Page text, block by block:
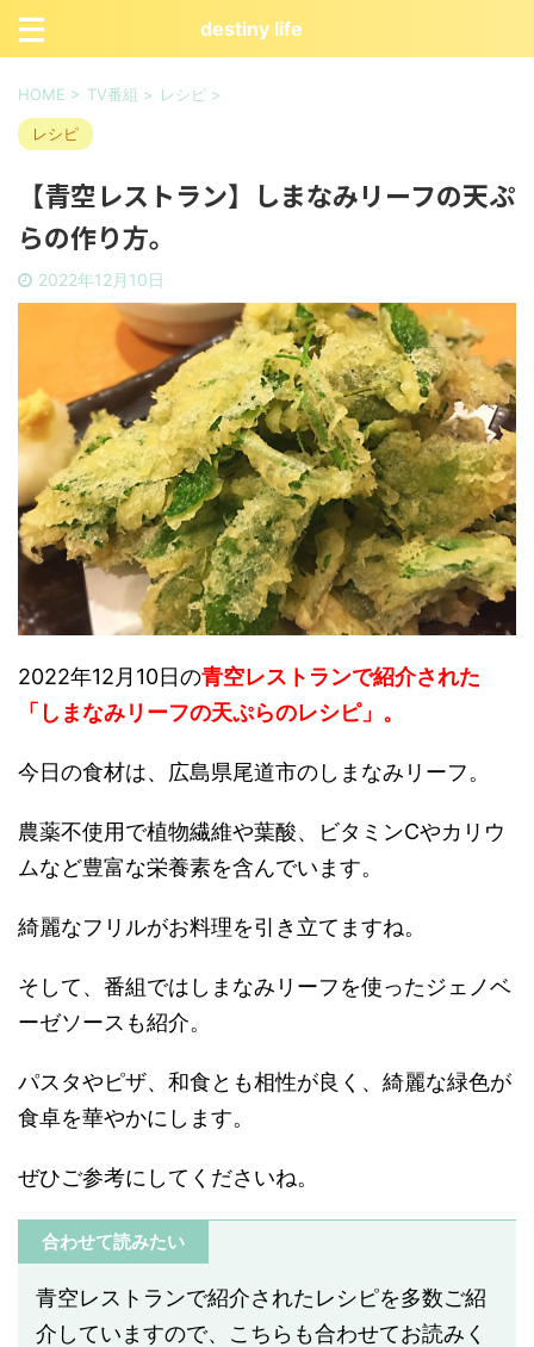
destiny life
HOME > TV番組 > レシピ >
レシピ
【青空レストラン】しまなみリーフの天ぷ
らの作り方。
2022年12月10日
2022年12月10日の青空レストランで紹介された
「しまなみリーフの天ぷらのレシピ」。
今日の食材は、広島県尾道市のしまなみリーフ。
農薬不使用で植物繊維や葉酸、ビタミンCやカリウ
ムなど豊富な栄養素を含んでいます。
綺麗なフリルがお料理を引き立てますね。
そして、番組ではしまなみリーフを使ったジェノベ
ーゼソースも紹介。
パスタやピザ、和食とも相性が良く、綺麗な緑色が
食卓を華やかにします。
ぜひご参考にしてくださいね。
合わせて読みたい
青空レストランで紹介されたレシピを多数ご紹
介していますので、こちらも合わせてお読みく